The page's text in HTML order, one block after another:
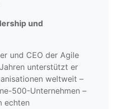
und
und CEO der Agile
unterstützt er
weltweit –
500-Unternehmen –
echten